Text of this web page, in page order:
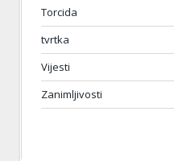
Torcida
tvrtka
Vijesti
Zanimljivosti